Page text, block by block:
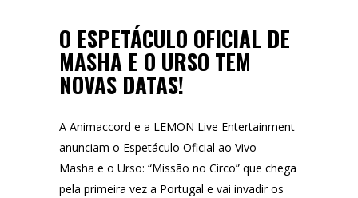
O ESPETÁCULO OFICIAL DE
MASHA E O URSO TEM
NOVAS DATAS!
A Animaccord e a LEMON Live Entertainment
anunciam o Espetáculo Oficial ao Vivo -
Masha e o Urso: “Missão no Circo” que chega
pela primeira vez a Portugal e vai invadir os